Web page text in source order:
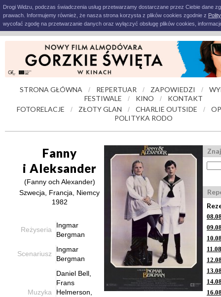
Drogi Widzu, podczas świadczenia usług przetwarzamy dostarczane przez Ciebie dane
prawach. Informujemy również, że nasza strona korzysta z plików cookies zgodnie z
wycofać zgodę na przetwarzanie danych oraz wyłączyć obsługę plików cookies,
STRONA GŁÓWNA / REPERTUAR / ZAPOWIEDZI /
FESTIWALE
/ KINO /
KONTAKT
FOTORELACJE
/ ZŁOTY GLAN / CHARLIE OUTSIDE /
POLITYKA RODO
Fanny
i Aleksander
(Fanny och Alexander)
Szwecja, Francja, Niemcy
1982
Reżyseria
Ingmar
Bergman
Scenariusz
Ingmar
Bergman
Muzyka
Daniel Bell,
Frans
Helmerson,
11.08